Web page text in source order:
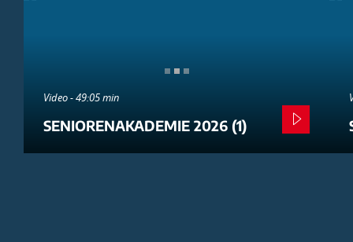
Video - 49:05 min
SENIORENAKADEMIE 2026 (1)